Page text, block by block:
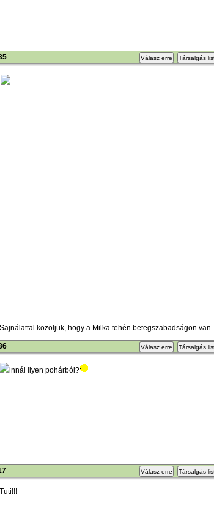
Válasz erre Társalgás
Sajnálattal közöljük, hogy a Milka tehén betegszabadságon van.
Válasz erre Társalgás
innál ilyen pohárból?
Válasz erre Társalgás
Tuti!!!